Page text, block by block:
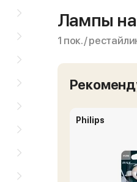
Лампы
1 пок. /
Philips